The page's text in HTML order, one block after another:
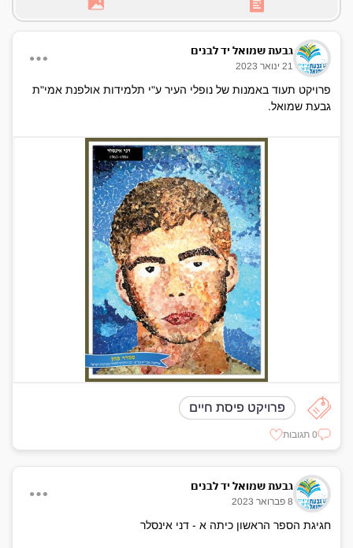
גבעת שמואל יד לבנים
21 ינואר 2023
פרויקט תעוד באמנות של נופלי העיר ע"י תלמידות אולפנת אמי"ת
גבעת שמואל.
פרויקט פיסת חיים
0 תגובות
גבעת שמואל יד לבנים
8 פברואר 2023
חגיגת הספר הראשון כיתה א - דני אינסלר